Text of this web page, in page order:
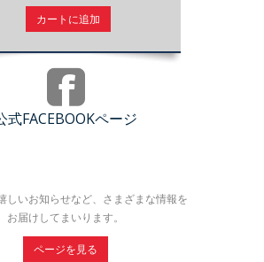
カートに追加
式FACEBOOKページ
しいお知らせなど、さまざまな情報を
お届けしてまいります。
ページを見る